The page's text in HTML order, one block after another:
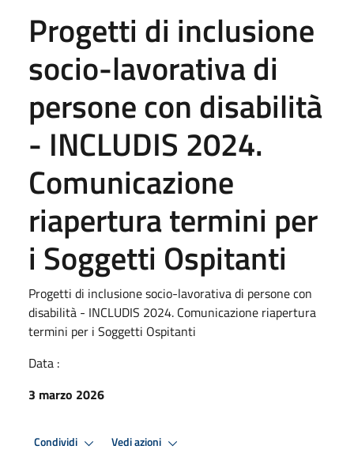
Progetti di inclusione
socio-lavorativa di
persone con disabilità
- INCLUDIS 2024.
Comunicazione
riapertura termini per
i Soggetti Ospitanti
Progetti di inclusione socio-lavorativa di persone con
disabilità - INCLUDIS 2024. Comunicazione riapertura
termini per i Soggetti Ospitanti
Data :
3 marzo 2026
Condividi Vedi azioni